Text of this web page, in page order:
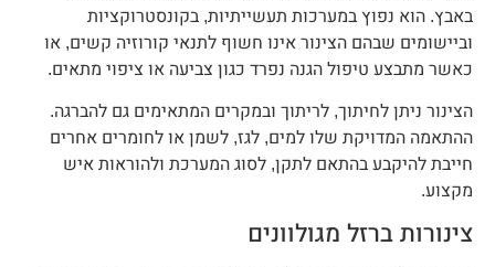
באבץ. הוא נפוץ במערכות תעשייתיות, בקונסטרוקציות
וביישומים שבהם הצינור אינו חשוף לתנאי קורוזיה קשים, או
כאשר מתבצע טיפול הגנה נפרד כגון צביעה או ציפוי מתאים.
הצינור ניתן לחיתוך, לריתוך ובמקרים המתאימים גם להברגה.
ההתאמה המדויקת שלו למים, לגז, לשמן או לחומרים אחרים
חייבת להיקבע בהתאם לתקן, לסוג המערכת ולהוראות איש
מקצוע.
צינורות ברזל מגולוונים